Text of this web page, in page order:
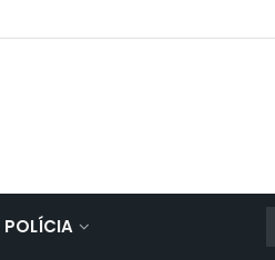
POLÍCIA